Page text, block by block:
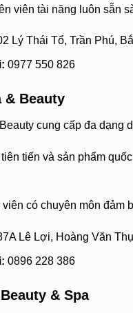
viên tài năng luôn sẵn
Lý Thái Tổ, Trần Phú,
0977 550 826
& Beauty
cung cấp đa dạng
tiến và sản phẩm
có chuyên môn đảm
Lê Lợi, Hoàng Văn
0896 228 386
& Spa